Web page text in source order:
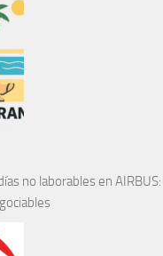
no laborables en